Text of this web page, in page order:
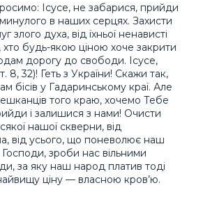
Ісусе, не забарися, прийди
в наших серцях. Захисти
злого духа, від їхньої ненависті
хто будь-якою ціною хоче закрити
дорогу до свободи. Ісусе,
8, 32)! Геть з України! Скажи так,
бісів у Гадаринському краї. Але
того краю, хочемо Тебе
і залишися з нами! Очисти
нашої скверни, від
від усього, що поневолює наш
зроби нас вільними
за яку наш народ платив тоді
ціну — власною кров’ю.